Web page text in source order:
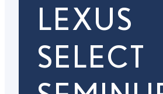
LEXUS
SELECT